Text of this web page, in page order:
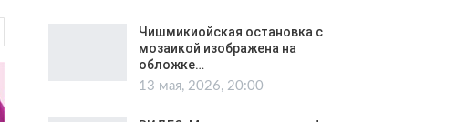
Чишмикиойская остановка с
мозаикой изображена на
обложке…
13 мая, 2026, 20:00